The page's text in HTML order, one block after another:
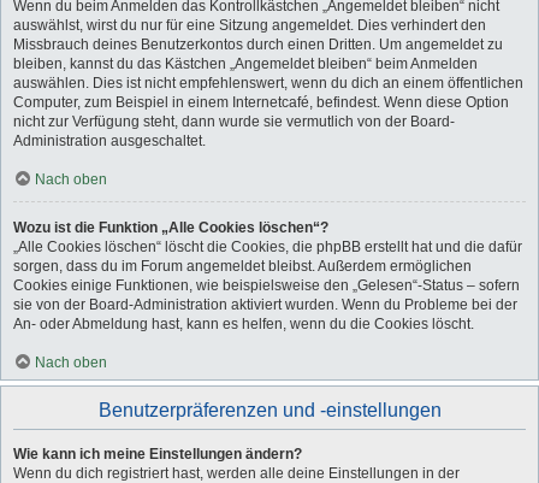
Wenn du beim Anmelden das Kontrollkästchen „Angemeldet bleiben“ nicht
auswählst, wirst du nur für eine Sitzung angemeldet. Dies verhindert den
Missbrauch deines Benutzerkontos durch einen Dritten. Um angemeldet zu
bleiben, kannst du das Kästchen „Angemeldet bleiben“ beim Anmelden
auswählen. Dies ist nicht empfehlenswert, wenn du dich an einem öffentlichen
Computer, zum Beispiel in einem Internetcafé, befindest. Wenn diese Option
nicht zur Verfügung steht, dann wurde sie vermutlich von der Board-
Administration ausgeschaltet.
Nach oben
Wozu ist die Funktion „Alle Cookies löschen“?
„Alle Cookies löschen“ löscht die Cookies, die phpBB erstellt hat und die dafür
sorgen, dass du im Forum angemeldet bleibst. Außerdem ermöglichen
Cookies einige Funktionen, wie beispielsweise den „Gelesen“-Status – sofern
sie von der Board-Administration aktiviert wurden. Wenn du Probleme bei der
An- oder Abmeldung hast, kann es helfen, wenn du die Cookies löscht.
Nach oben
Benutzerpräferenzen und -einstellungen
Wie kann ich meine Einstellungen ändern?
Wenn du dich registriert hast, werden alle deine Einstellungen in der